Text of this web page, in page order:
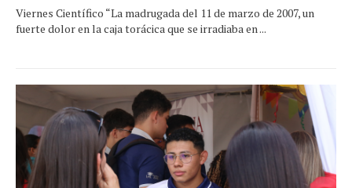
Viernes Científico “La madrugada del 11 de marzo de 2007, un
fuerte dolor en la caja torácica que se irradiaba en ...